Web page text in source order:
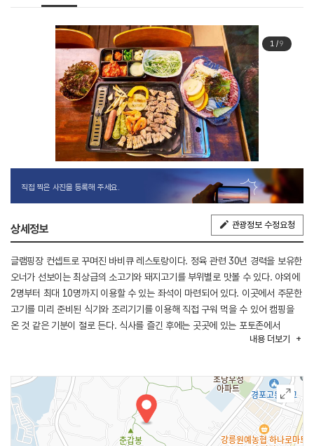
1/9
직접 찍은 사진을 등록해 주세요.
상세정보 관광정보 수정요청
글램핑장 컨셉트로 꾸며진 바비큐 레스토랑이다. 정육 관련 30년 경력을 보유한
오너가 선보이는 최상급의 소고기와 돼지고기를 부위별로 맛볼 수 있다. 야외에
2명부터 최대 10명까지 이용할 수 있는 좌석이 마련되어 있다. 이곳에서 주문한
고기를 미리 준비된 식기와 조리기기를 이용해 직접 구워 먹을 수 있어 캠핑을
온 것 같은 기분이 절로 든다. 식사를 즐긴 후에는 곳곳에 있는 포토존에서
내용 더보기